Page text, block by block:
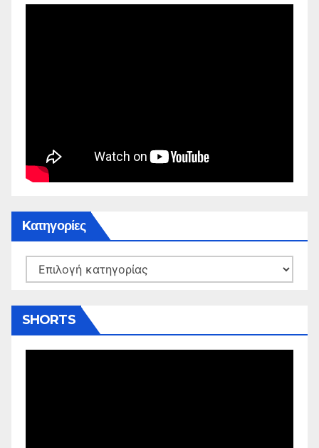
Kατηγορίες
Kατηγορίες
SHORTS